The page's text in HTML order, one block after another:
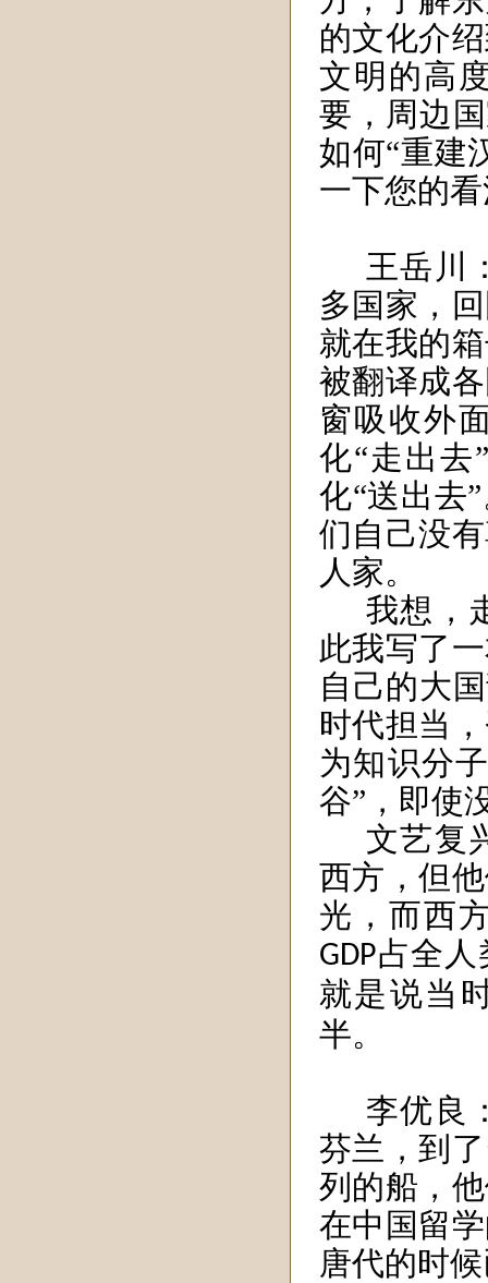
的文化介
文明的高
要，周边
如何“重建
一下您的
王岳川
多国家，
就在我的
被翻译成
窗吸收外
化“走出去
化“送出去
们自己没
人家。
我想，
此我写了
自己的大
时代担当
为知识分
谷”，即使
文艺复
西方，但
光，而西
GDP占全人
就是说当
半。
李优良
芬兰，到
列的船，
在中国留
唐代的时